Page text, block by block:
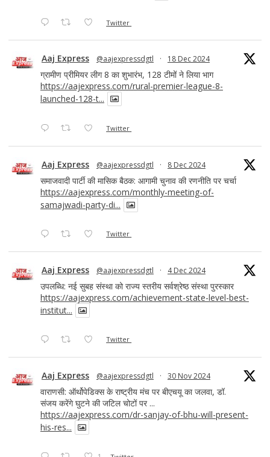
Twitter
Aaj Express @aajexpressdgtl · 18 Dec 2024
ग्रामीण प्रीमियर लीग 8 का शुभारंभ, 128 टीमों ने लिया भाग
https://aajexpress.com/rural-premier-league-8-
launched-128-t...
Twitter
Aaj Express @aajexpressdgtl · 8 Dec 2024
समाजवादी पार्टी की मासिक बैठक: आगामी चुनाव की रणनीति पर चर्चा
https://aajexpress.com/monthly-meeting-of-
samajwadi-party-di...
Twitter
Aaj Express @aajexpressdgtl · 4 Dec 2024
उपलब्धि: नई सुबह संस्था को राज्य स्तरीय सर्वश्रेष्ठ संस्था पुरस्कार
https://aajexpress.com/achievement-state-level-best-
institut...
Twitter
Aaj Express @aajexpressdgtl · 30 Nov 2024
वाराणसी: ऑर्थोपेडिक्स के राष्ट्रीय मंच पर बीएचयू का जलवा, डॉ.
संजय करेंगे घुटने की जटिल चोटों पर ...
https://aajexpress.com/dr-sanjay-of-bhu-will-present-
his-res...